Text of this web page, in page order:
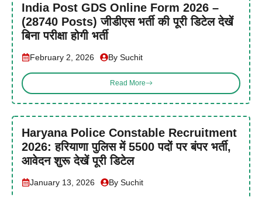
India Post GDS Online Form 2026 –
(28740 Posts) जीडीएस भर्ती की पूरी डिटेल देखें
बिना परीक्षा होगी भर्ती
February 2, 2026 By Suchit
Read More
Haryana Police Constable Recruitment
2026: हरियाणा पुलिस में 5500 पदों पर बंपर भर्ती,
आवेदन शुरू देखें पूरी डिटेल
January 13, 2026 By Suchit